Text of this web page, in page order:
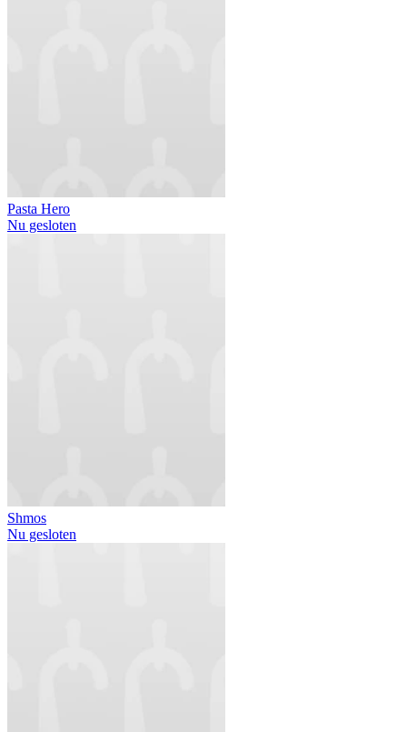
Pasta Hero
Nu gesloten
Shmos
Nu gesloten